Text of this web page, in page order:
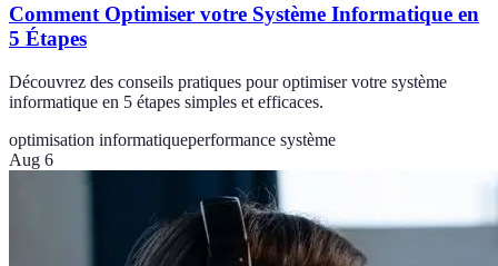
Comment Optimiser votre Système Informatique en
5 Étapes
Découvrez des conseils pratiques pour optimiser votre système
informatique en 5 étapes simples et efficaces.
optimisation informatiqueperformance système
Aug 6